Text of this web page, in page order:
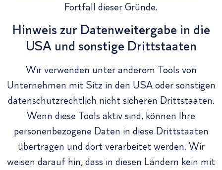
Fortfall dieser Gründe.
Hinweis zur Datenweitergabe in die
USA und sonstige Drittstaaten
Wir verwenden unter anderem Tools von
Unternehmen mit Sitz in den USA oder sonstigen
datenschutzrechtlich nicht sicheren Drittstaaten.
Wenn diese Tools aktiv sind, können Ihre
personenbezogene Daten in diese Drittstaaten
übertragen und dort verarbeitet werden. Wir
weisen darauf hin, dass in diesen Ländern kein mit